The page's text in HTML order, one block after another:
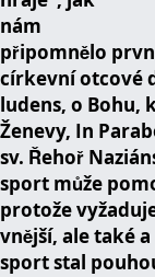
nám
připomnělo
církevní otcové
ludens, o Bohu,
Ženevy, In
sv. Řehoř
sport může
protože
vnější, ale také
sport stal